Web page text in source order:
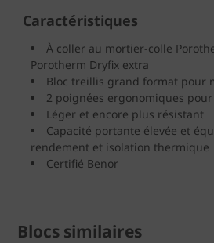
Caractéristiques
À coller au mortier-colle
Porotherm Dryfix extra
Bloc treillis grand format pour
2 poignées ergonomiques
Léger et encore plus résistant
Capacité portante élevée et
rendement et isolation thermique
Certifié Benor
Blocs similaires